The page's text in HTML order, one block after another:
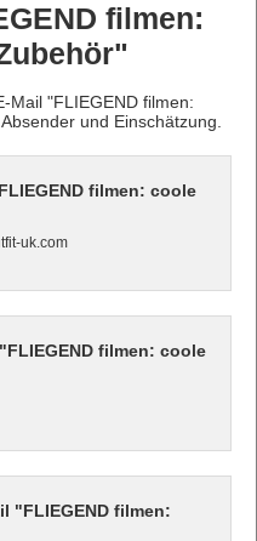
filmen:
Mail "FLIEGEND filmen:
und Einschätzung.
filmen: coole
uk.com
filmen: coole
"FLIEGEND filmen: